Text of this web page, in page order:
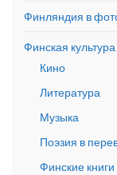
Финляндия в
Финская культура
Кино
Литература
Музыка
Поэзия в
Финские